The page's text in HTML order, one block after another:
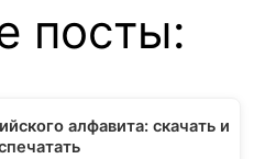
посты:
алфавита: скачать и